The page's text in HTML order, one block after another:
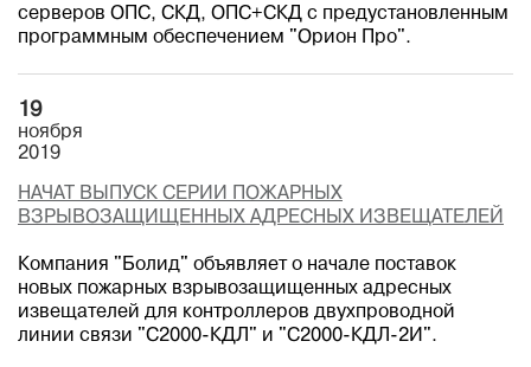
серверов ОПС, СКД, ОПС+СКД с предустановленным
программным обеспечением "Орион Про".
19
ноября
2019
НАЧАТ ВЫПУСК СЕРИИ ПОЖАРНЫХ
ВЗРЫВОЗАЩИЩЕННЫХ АДРЕСНЫХ ИЗВЕЩАТЕЛЕЙ
Компания "Болид" объявляет о начале поставок
новых пожарных взрывозащищенных адресных
извещателей для контроллеров двухпроводной
линии связи "С2000-КДЛ" и "С2000-КДЛ-2И".